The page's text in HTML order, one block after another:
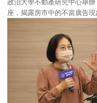
座，揭露房市中的不當廣告現